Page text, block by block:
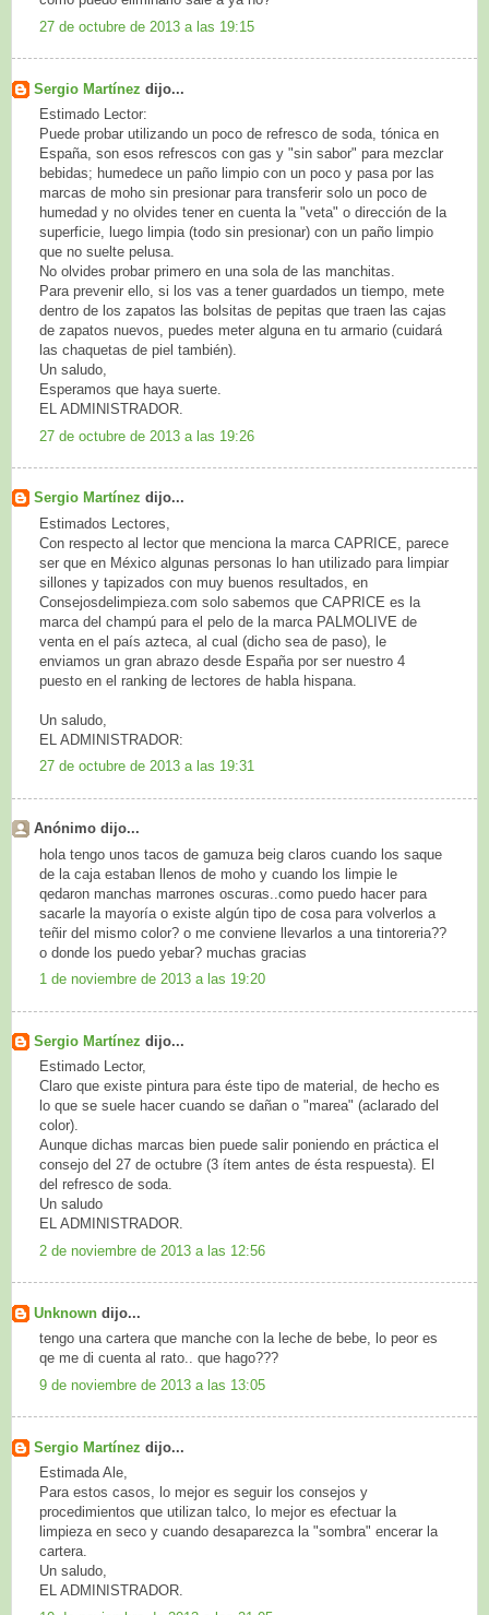
27 de octubre de 2013 a las 19:15
Sergio Martínez dijo...
Estimado Lector:
Puede probar utilizando un poco de refresco de soda, tónica en
España, son esos refrescos con gas y "sin sabor" para mezclar
bebidas; humedece un paño limpio con un poco y pasa por las
marcas de moho sin presionar para transferir solo un poco de
humedad y no olvides tener en cuenta la "veta" o dirección de la
superficie, luego limpia (todo sin presionar) con un paño limpio
que no suelte pelusa.
No olvides probar primero en una sola de las manchitas.
Para prevenir ello, si los vas a tener guardados un tiempo, mete
dentro de los zapatos las bolsitas de pepitas que traen las cajas
de zapatos nuevos, puedes meter alguna en tu armario (cuidará
las chaquetas de piel también).
Un saludo,
Esperamos que haya suerte.
EL ADMINISTRADOR.
27 de octubre de 2013 a las 19:26
Sergio Martínez dijo...
Estimados Lectores,
Con respecto al lector que menciona la marca CAPRICE, parece
ser que en México algunas personas lo han utilizado para limpiar
sillones y tapizados con muy buenos resultados, en
Consejosdelimpieza.com solo sabemos que CAPRICE es la
marca del champú para el pelo de la marca PALMOLIVE de
venta en el país azteca, al cual (dicho sea de paso), le
enviamos un gran abrazo desde España por ser nuestro 4
puesto en el ranking de lectores de habla hispana.
Un saludo,
EL ADMINISTRADOR:
27 de octubre de 2013 a las 19:31
Anónimo dijo...
hola tengo unos tacos de gamuza beig claros cuando los saque
de la caja estaban llenos de moho y cuando los limpie le
qedaron manchas marrones oscuras..como puedo hacer para
sacarle la mayoría o existe algún tipo de cosa para volverlos a
teñir del mismo color? o me conviene llevarlos a una tintoreria??
o donde los puedo yebar? muchas gracias
1 de noviembre de 2013 a las 19:20
Sergio Martínez dijo...
Estimado Lector,
Claro que existe pintura para éste tipo de material, de hecho es
lo que se suele hacer cuando se dañan o "marea" (aclarado del
color).
Aunque dichas marcas bien puede salir poniendo en práctica el
consejo del 27 de octubre (3 ítem antes de ésta respuesta). El
del refresco de soda.
Un saludo
EL ADMINISTRADOR.
2 de noviembre de 2013 a las 12:56
Unknown dijo...
tengo una cartera que manche con la leche de bebe, lo peor es
qe me di cuenta al rato.. que hago???
9 de noviembre de 2013 a las 13:05
Sergio Martínez dijo...
Estimada Ale,
Para estos casos, lo mejor es seguir los consejos y
procedimientos que utilizan talco, lo mejor es efectuar la
limpieza en seco y cuando desaparezca la "sombra" encerar la
cartera.
Un saludo,
EL ADMINISTRADOR.